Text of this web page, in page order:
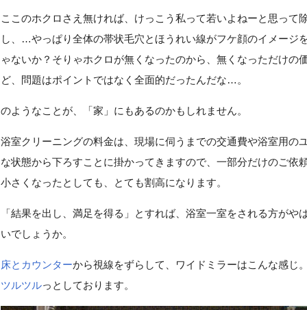
ここのホクロさえ無ければ、けっこう私って若いよねーと思って
し、…やっぱり全体の帯状毛穴とほうれい線がフケ顔のイメージ
ゃないか？そりゃホクロが無くなったのから、無くなっただけの
ど、問題はポイントではなく全面的だったんだな…。
のようなことが、「家」にもあるのかもしれません。
浴室クリーニングの料金は、現場に伺うまでの交通費や浴室用の
な状態から下ろすことに掛かってきますので、一部分だけのご依
小さくなったとしても、とても割高になります。
「結果を出し、満足を得る」とすれば、浴室一室をされる方がや
いでしょうか。
床とカウンターから視線をずらして、ワイドミラーはこんな感じ
ツルツルっとしております。